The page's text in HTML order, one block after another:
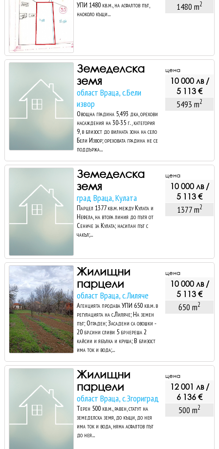
УПИ 1480 кв.м., на асфалтов път,
наоколо къщи...
1480 m2
Земеделска
земя
област Враца, с.Бели
извор
Овощна градина 5,493 дка, орехови
насаждения на 30-35 г. , категория
9, в близост до вилната зона на село
Бели Извор; ореховата градина не се
поддържа...
цена
10 000 лв /
5 113 €
5493 m2
Земеделска
земя
град Враца, Кулата
Парцел 1377 кв.м. между Кулата и
Нефела, на втора линия до пътя от
Сениче за Кулата; насипан път с
чакъл;...
цена
10 000 лв /
5 113 €
1377 m2
Жилищни
парцели
област Враца, с.Лиляче
Агенцията продава УПИ 650 кв.м. в
регулацията на с.Лиляче; На земен
път; Ограден; Засадени са овошки -
20 бр.сини сливи 5 бр.череша 2
кайсии и ябълка и круша; В близост
има ток и вода;...
цена
10 000 лв /
5 113 €
650 m2
Жилищни
парцели
област Враца, с.Згориград
Терен 500 кв.м., равен, статут на
земеделска земя, до къщи, до нея
има ток и вода, няма асфалтов път
до нея...
цена
12 001 лв /
6 136 €
500 m2